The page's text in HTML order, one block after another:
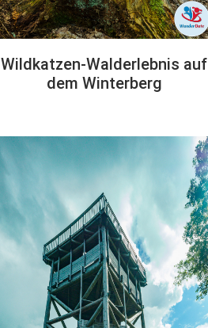
Wildkatzen-Walderlebnis auf
dem Winterberg